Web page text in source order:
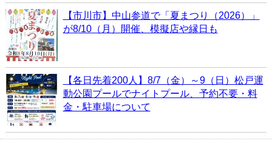
【市川市】中山参道で「夏まつり（2026）」
が8/10（月）開催、模擬店や縁日も
【各日先着200人】8/7（金）～9（日）松戸運
動公園プールでナイトプール、予約不要・料
金・駐車場について